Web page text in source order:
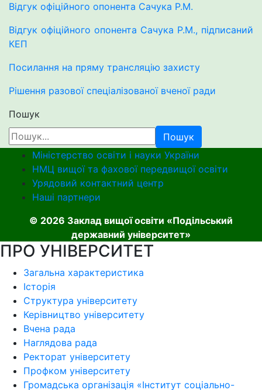
Відгук офіційного опонента Сачука Р.М.
Відгук офіційного опонента Сачука Р.М., підписаний
КЕП
Посилання на пряму трансляцію захисту
Рішення разової спеціалізованої вченої ради
Пошук
Пошук
Міністерство освіти і науки України
НМЦ вищої та фахової передвищої освіти
Урядовий контактний центр
Наші партнери
© 2026 Заклад вищої освіти «Подільський
державний університет»
ПРО УНІВЕРСИТЕТ
Загальна характеристика
Історія
Структура університету
Керівництво університету
Вчена рада
Наглядова рада
Ректорат університету
Профком університету
Громадська організація «Інститут соціально-